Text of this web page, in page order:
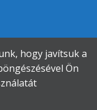
Hivatal
hogy javítsuk a
Ön